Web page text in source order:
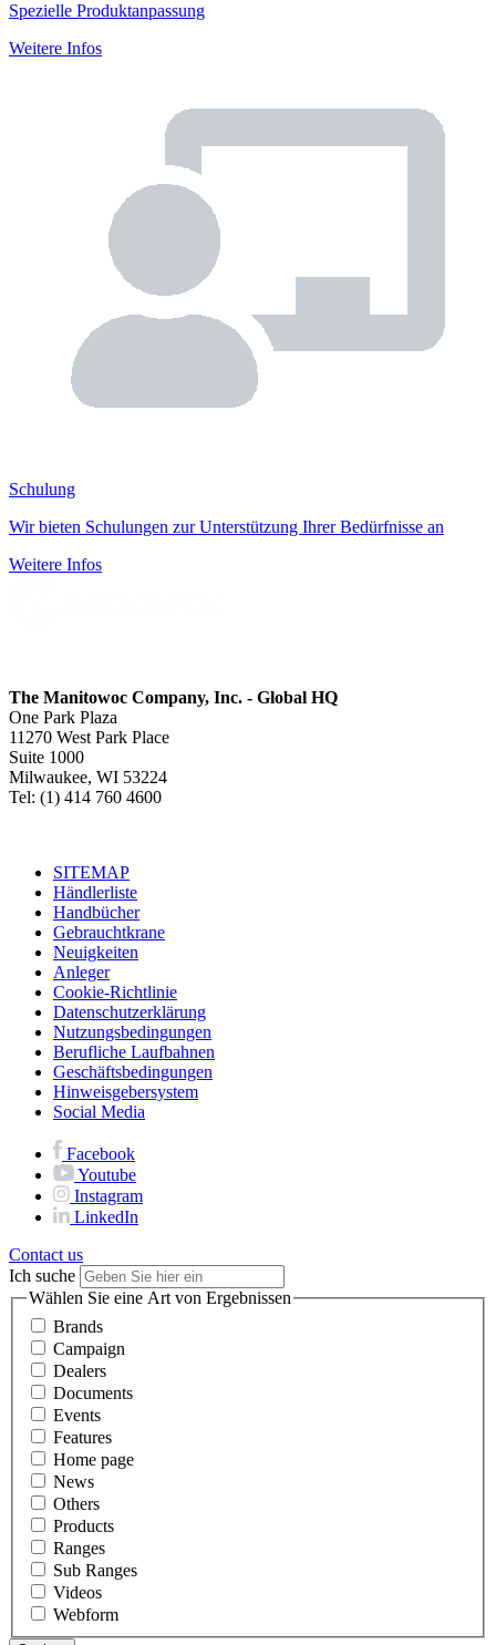
Spezielle Produktanpassung
Weitere Infos
Schulung
Wir bieten Schulungen zur Unterstützung Ihrer Bedürfnisse an
Weitere Infos
The Manitowoc Company, Inc. - Global HQ
One Park Plaza
11270 West Park Place
Suite 1000
Milwaukee, WI 53224
Tel: (1) 414 760 4600
SITEMAP
Händlerliste
Handbücher
Gebrauchtkrane
Neuigkeiten
Anleger
Cookie-Richtlinie
Datenschutzerklärung
Nutzungsbedingungen
Berufliche Laufbahnen
Geschäftsbedingungen
Hinweisgebersystem
Social Media
Facebook
Youtube
Instagram
LinkedIn
Contact us
Ich suche
Wählen Sie eine Art von Ergebnissen
Brands
Campaign
Dealers
Documents
Events
Features
Home page
News
Others
Products
Ranges
Sub Ranges
Videos
Webform